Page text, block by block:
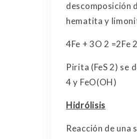
descomposición
hematita y
4Fe + 3O 2 =2Fe
Pirita (FeS 2) se
4 y FeO(OH)
Hidrólisis
Reacción de una